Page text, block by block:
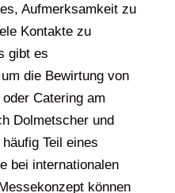
Aufmerksamkeit zu
Kontakte zu
gibt es
die Bewirtung von
Catering am
Dolmetscher und
Teil eines
bei internationalen
können